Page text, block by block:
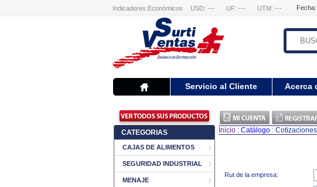
Indicadores Económicos USD: --- UF: --- UTM: ---
Servicio al Cliente Acerca
CATEGORIAS
CAJAS DE ALIMENTOS
SEGURIDAD INDUSTRIAL
MENAJE
Inicio : Catálogo : Cotizaciones
Rut de la empresa: